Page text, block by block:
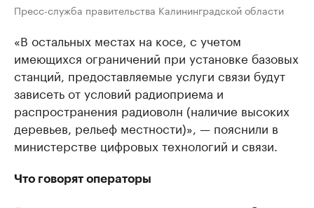
Пресс-служба правительства Калининградской области
«В остальных местах на косе, с учетом
имеющихся ограничений при установке базовых
станций, предоставляемые услуги связи будут
зависеть от условий радиоприема и
распространения радиоволн (наличие высоких
деревьев, рельеф местности)», — пояснили в
министерстве цифровых технологий и связи.
Что говорят операторы